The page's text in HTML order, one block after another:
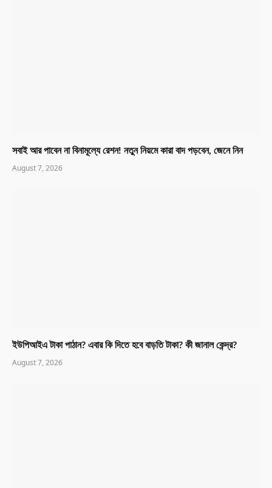
সবাই আর পাবেন না বিনামূল্যে রেশন! নতুন নিয়মে কারা বাদ পড়বেন, জেনে নিন
August 7, 2026
ইউপিআইএ টাকা পাঠান? এবার কি দিতে হবে বাড়তি টাকা? কী জানাল কেন্দ্র?
August 7, 2026